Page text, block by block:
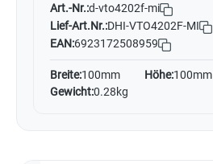
Art.-Nr.:d-vto4202f-mi
Lief-Art.Nr.:DHI-VTO4202F-MI
EAN:6923172508959
Breite:100mm Höhe:100mm
Gewicht:0.28kg